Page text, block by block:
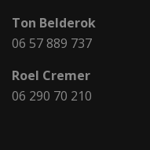
Ton Belderok
06 57 889 737
Roel Cremer
06 290 70 210